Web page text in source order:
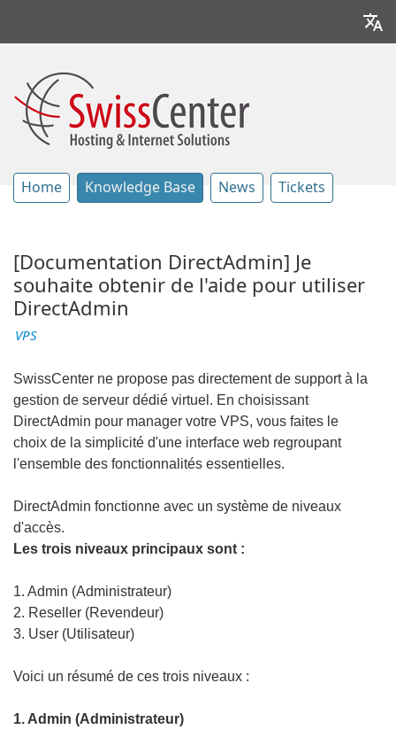
Home Knowledge Base News Tickets
[Documentation DirectAdmin] Je
souhaite obtenir de l'aide pour utiliser
DirectAdmin
VPS
SwissCenter ne propose pas directement de support à la
gestion de serveur dédié virtuel. En choisissant
DirectAdmin pour manager votre VPS, vous faites le
choix de la simplicité d'une interface web regroupant
l'ensemble des fonctionnalités essentielles.
DirectAdmin fonctionne avec un système de niveaux
d'accès.
Les trois niveaux principaux sont :
1. Admin (Administrateur)
2. Reseller (Revendeur)
3. User (Utilisateur)
Voici un résumé de ces trois niveaux :
1. Admin (Administrateur)